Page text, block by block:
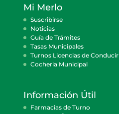
Mi Merlo
Suscribirse
Noticias
Guía de Trámites
Tasas Municipales
Turnos Licencias de Conducir
Cocheria Municipal
Información Útil
Farmacias de Turno